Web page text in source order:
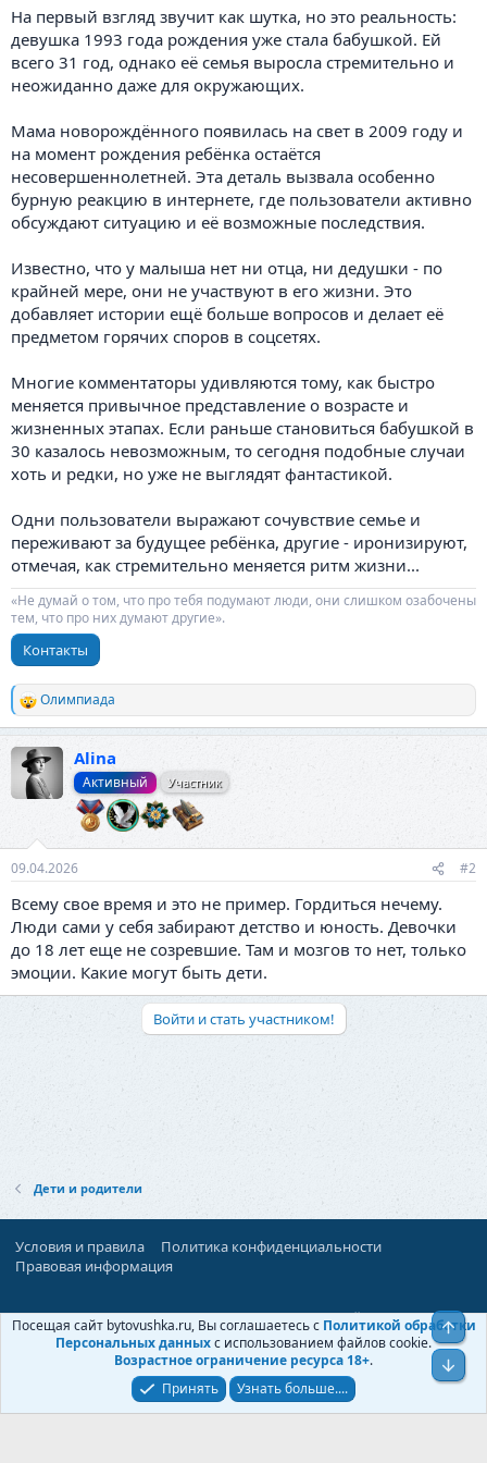
На первый взгляд звучит как шутка, но это реальность:
девушка 1993 года рождения уже стала бабушкой. Ей
всего 31 год, однако её семья выросла стремительно и
неожиданно даже для окружающих.
Мама новорождённого появилась на свет в 2009 году и
на момент рождения ребёнка остаётся
несовершеннолетней. Эта деталь вызвала особенно
бурную реакцию в интернете, где пользователи активно
обсуждают ситуацию и её возможные последствия.
Известно, что у малыша нет ни отца, ни дедушки - по
крайней мере, они не участвуют в его жизни. Это
добавляет истории ещё больше вопросов и делает её
предметом горячих споров в соцсетях.
Многие комментаторы удивляются тому, как быстро
меняется привычное представление о возрасте и
жизненных этапах. Если раньше становиться бабушкой в
30 казалось невозможным, то сегодня подобные случаи
хоть и редки, но уже не выглядят фантастикой.
Одни пользователи выражают сочувствие семье и
переживают за будущее ребёнка, другие - иронизируют,
отмечая, как стремительно меняется ритм жизни...
«Не думай о том, что про тебя подумают люди, они слишком озабочены
тем, что про них думают другие».
Контакты
Р
е
к
ц
и
Олимпиада
Alina
Активный Участник
09.04.2026 #2
Всему свое время и это не пример. Гордиться нечему.
Люди сами у себя забирают детство и юность. Девочки
до 18 лет еще не созревшие. Там и мозгов то нет, только
эмоции. Какие могут быть дети.
Войти и стать участником!
Дети и родители
Условия и правила
Политика конфиденциальности
Правовая информация
При поддержке:«Территория Дискуссий»
© Бытовушка, 2025-2026
Посещая сайт bytovushka.ru, Вы соглашаетесь с Политикой обработки
Персональных данныхс использованием файлов cookie.
Возрастное ограничение ресурса 18+.
Принять
Узнать больше....
Верх